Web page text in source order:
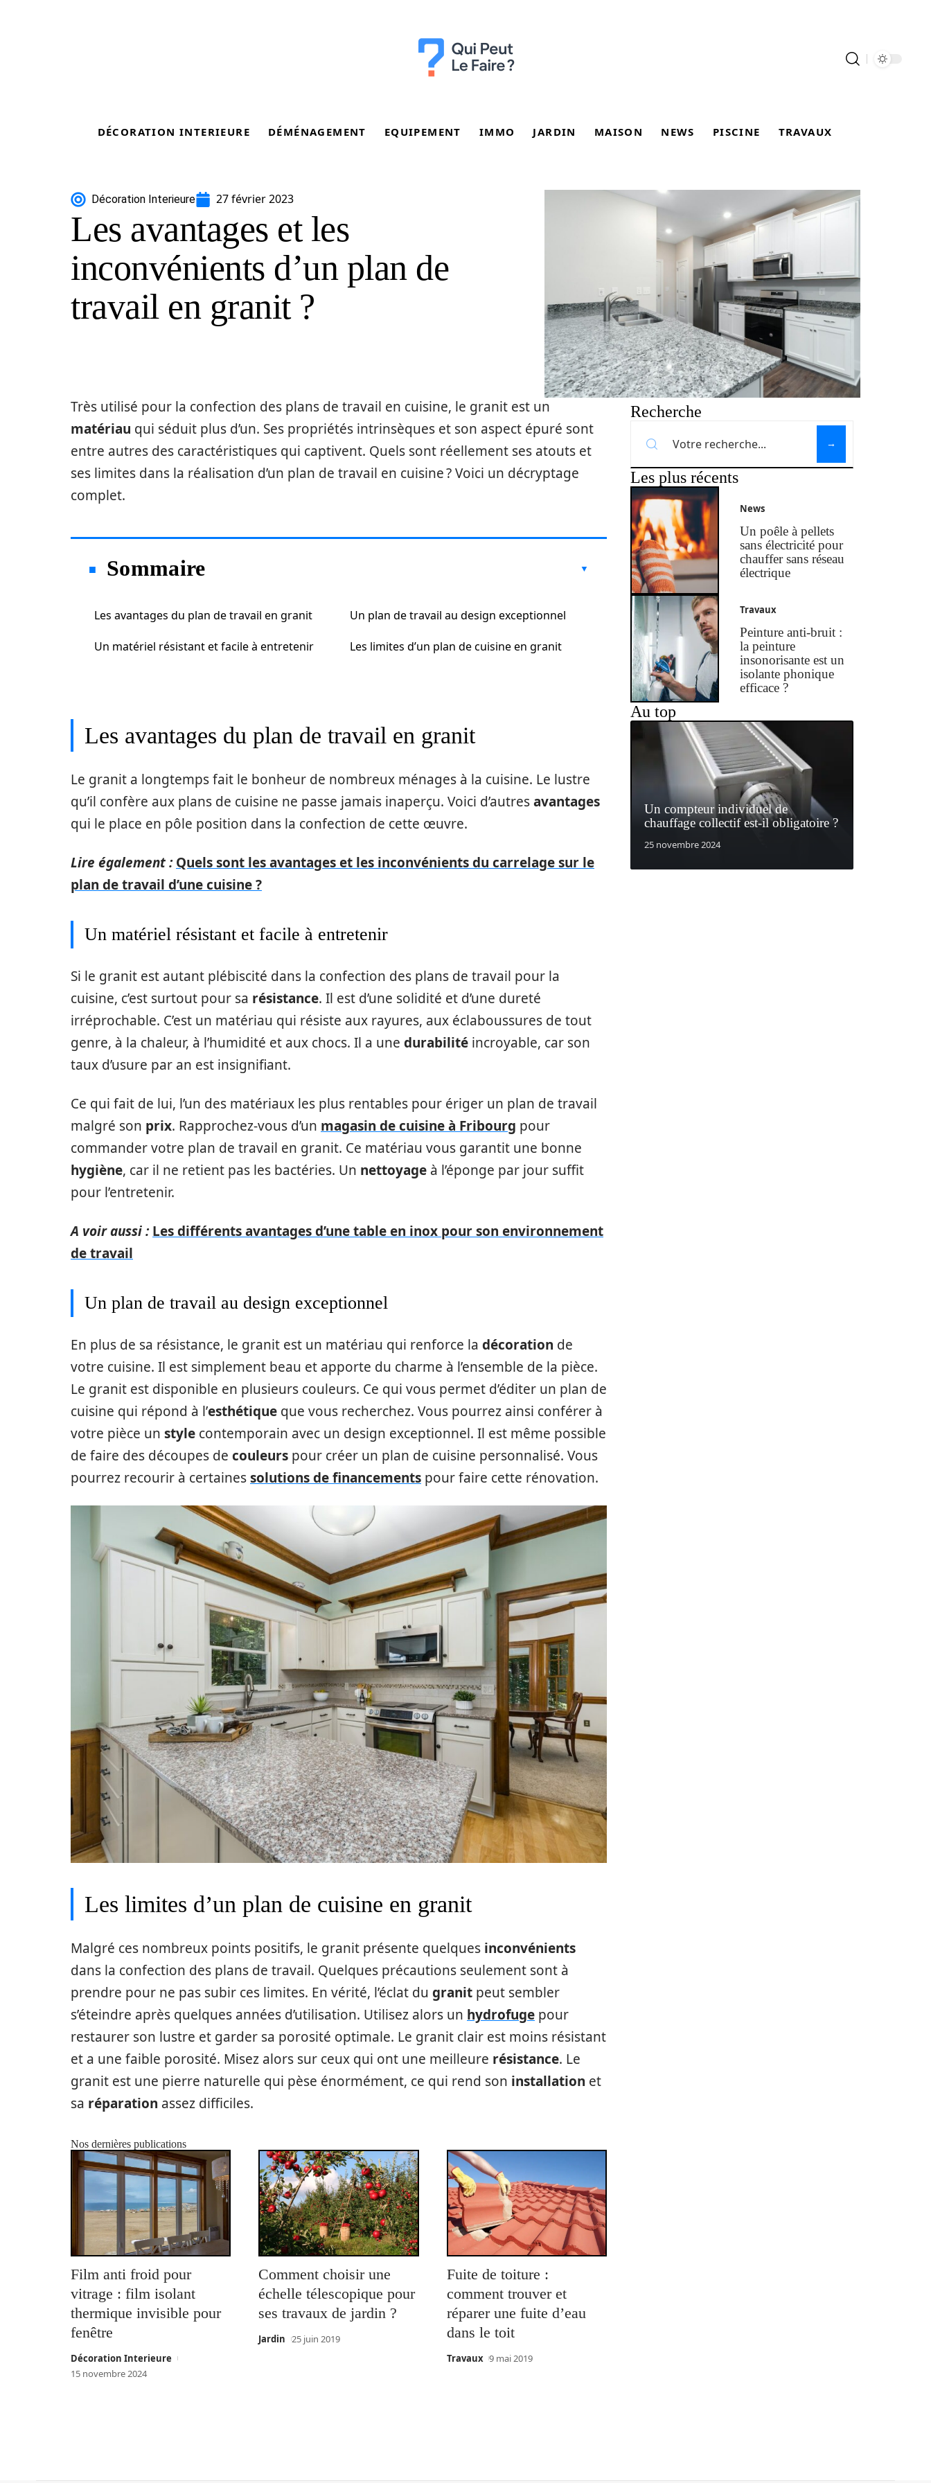
DÉCORATION INTERIEURE DÉMÉNAGEMENT EQUIPEMENT IMMO JARDIN MAISON NEWS PISCINE TRAVAUX
Décoration Interieure 27 février 2023
Les avantages et les
inconvénients d’un plan de
travail en granit ?
Très utilisé pour la confection des plans de travail en cuisine, le granit est un
matériau qui séduit plus d’un. Ses propriétés intrinsèques et son aspect épuré sont
entre autres des caractéristiques qui captivent. Quels sont réellement ses atouts et
ses limites dans la réalisation d’un plan de travail en cuisine ? Voici un décryptage
complet.
Sommaire
Les avantages du plan de travail en granit
Un matériel résistant et facile à entretenir
Un plan de travail au design exceptionnel
Les limites d’un plan de cuisine en granit
Les avantages du plan de travail en granit
Le granit a longtemps fait le bonheur de nombreux ménages à la cuisine. Le lustre
qu’il confère aux plans de cuisine ne passe jamais inaperçu. Voici d’autresavantages
qui le place en pôle position dans la confection de cette œuvre.
Lire également : Quels sont les avantages et les inconvénients du carrelage sur le
plan de travail d’une cuisine ?
Un matériel résistant et facile à entretenir
Si le granit est autant plébiscité dans la confection des plans de travail pour la
cuisine, c’est surtout pour sa résistance. Il est d’une solidité et d’une dureté
irréprochable. C’est un matériau qui résiste aux rayures, aux éclaboussures de tout
genre, à la chaleur, à l’humidité et aux chocs. Il a une durabilité incroyable, car son
taux d’usure par an est insignifiant.
Ce qui fait de lui, l’un des matériaux les plus rentables pour ériger un plan de travail
malgré son prix. Rapprochez-vous d’un magasin de cuisine à Fribourg pour
commander votre plan de travail en granit. Ce matériau vous garantit une bonne
hygiène, car il ne retient pas les bactéries. Un nettoyage à l’éponge par jour suffit
pour l’entretenir.
A voir aussi : Les différents avantages d’une table en inox pour son environnement
de travail
Un plan de travail au design exceptionnel
En plus de sa résistance, le granit est un matériau qui renforce la décoration de
votre cuisine. Il est simplement beau et apporte du charme à l’ensemble de la pièce.
Le granit est disponible en plusieurs couleurs. Ce qui vous permet d’éditer un plan de
cuisine qui répond à l’esthétique que vous recherchez. Vous pourrez ainsi conférer à
votre pièce un style contemporain avec un design exceptionnel. Il est même possible
de faire des découpes de couleurs pour créer un plan de cuisine personnalisé. Vous
pourrez recourir à certainessolutions de financements pour faire cette rénovation.
Les limites d’un plan de cuisine en granit
Malgré ces nombreux points positifs, le granit présente quelques inconvénients
dans la confection des plans de travail. Quelques précautions seulement sont à
prendre pour ne pas subir ces limites. En vérité, l’éclat du granit peut sembler
s’éteindre après quelques années d’utilisation. Utilisez alors un hydrofuge pour
restaurer son lustre et garder sa porosité optimale. Le granit clair est moins résistant
et a une faible porosité. Misez alors sur ceux qui ont une meilleure résistance. Le
granit est une pierre naturelle qui pèse énormément, ce qui rend son installation et
sa réparation assez difficiles.
Nos dernières publications
Film anti froid pour
vitrage : film isolant
thermique invisible pour
fenêtre
Décoration Interieure
15 novembre 2024
Comment choisir une
échelle télescopique pour
ses travaux de jardin ?
Jardin 25 juin 2019
Fuite de toiture :
comment trouver et
réparer une fuite d’eau
dans le toit
Travaux 9 mai 2019
Recherche
Les plus récents
News
Un poêle à pellets
sans électricité pour
chauffer sans réseau
électrique
Travaux
Peinture anti-bruit :
la peinture
insonorisante est un
isolante phonique
efficace ?
Au top
Un compteur individuel de
chauffage collectif est-il obligatoire ?
25 novembre 2024